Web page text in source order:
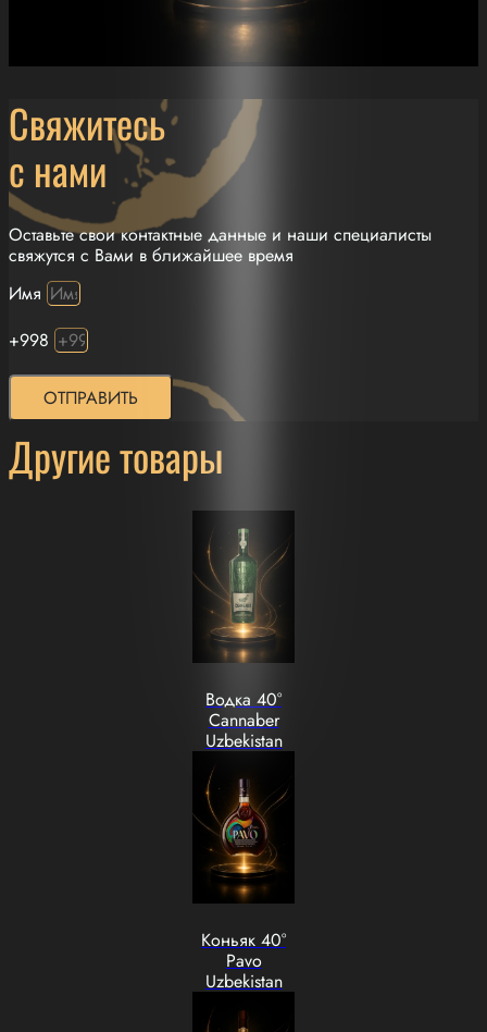
Свяжитесь
с нами
Оставьте свои контактные данные и наши специалисты
свяжутся с Вами в ближайшее время
Имя
+998
ОТПРАВИТЬ
Другие товары
Водка 40°
Cannaber
Uzbekistan
Коньяк 40°
Pavo
Uzbekistan